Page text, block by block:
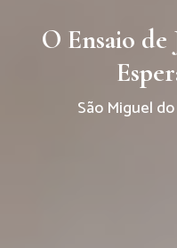
O Ensaio de
São Miguel